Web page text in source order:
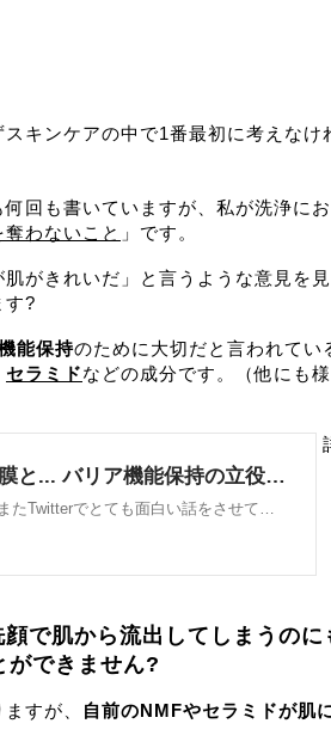
キンケアの中で1番最初に考えなけ
回も書いていますが、私が洗浄に
わないこと 」です。
がきれいだ」と言うような意見を
す?
能保持のために大切だと言われてい
セラミドなどの成分です。（他にも
で肌から流出してしまうのに
ができません?
すが、
自前のNMFやセラミドが肌